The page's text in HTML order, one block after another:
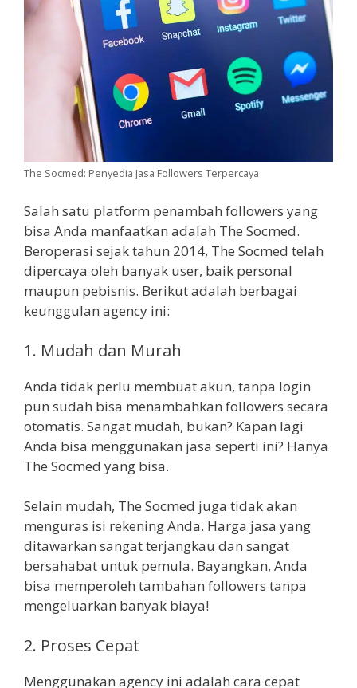
The Socmed: Penyedia Jasa Followers Terpercaya
Salah satu platform penambah followers yang
bisa Anda manfaatkan adalah The Socmed.
Beroperasi sejak tahun 2014, The Socmed telah
dipercaya oleh banyak user, baik personal
maupun pebisnis. Berikut adalah berbagai
keunggulan agency ini:
1. Mudah dan Murah
Anda tidak perlu membuat akun, tanpa login
pun sudah bisa menambahkan followers secara
otomatis. Sangat mudah, bukan? Kapan lagi
Anda bisa menggunakan jasa seperti ini? Hanya
The Socmed yang bisa.
Selain mudah, The Socmed juga tidak akan
menguras isi rekening Anda. Harga jasa yang
ditawarkan sangat terjangkau dan sangat
bersahabat untuk pemula. Bayangkan, Anda
bisa memperoleh tambahan followers tanpa
mengeluarkan banyak biaya!
2. Proses Cepat
Menggunakan agency ini adalah cara cepat